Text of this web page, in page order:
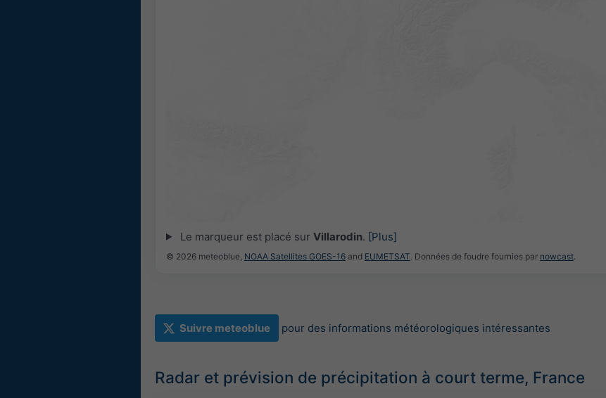
Le marqueur est placé sur Villarodin. [Plus]
© 2026 meteoblue, NOAA Satellites GOES-16 and EUMETSAT. Données de foudre fournies par nowcast.
Suivre meteoblue pour des informations météorologiques intéressantes
Radar et prévision de précipitation à court terme, France